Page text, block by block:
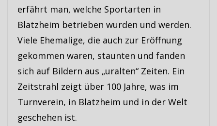
erfährt man, welche Sportarten in
Blatzheim betrieben wurden und werden.
Viele Ehemalige, die auch zur Eröffnung
gekommen waren, staunten und fanden
sich auf Bildern aus „uralten“ Zeiten. Ein
Zeitstrahl zeigt über 100 Jahre, was im
Turnverein, in Blatzheim und in der Welt
geschehen ist.